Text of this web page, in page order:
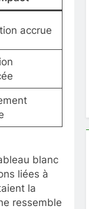
accrue
blanc
liées à
la
ressemble